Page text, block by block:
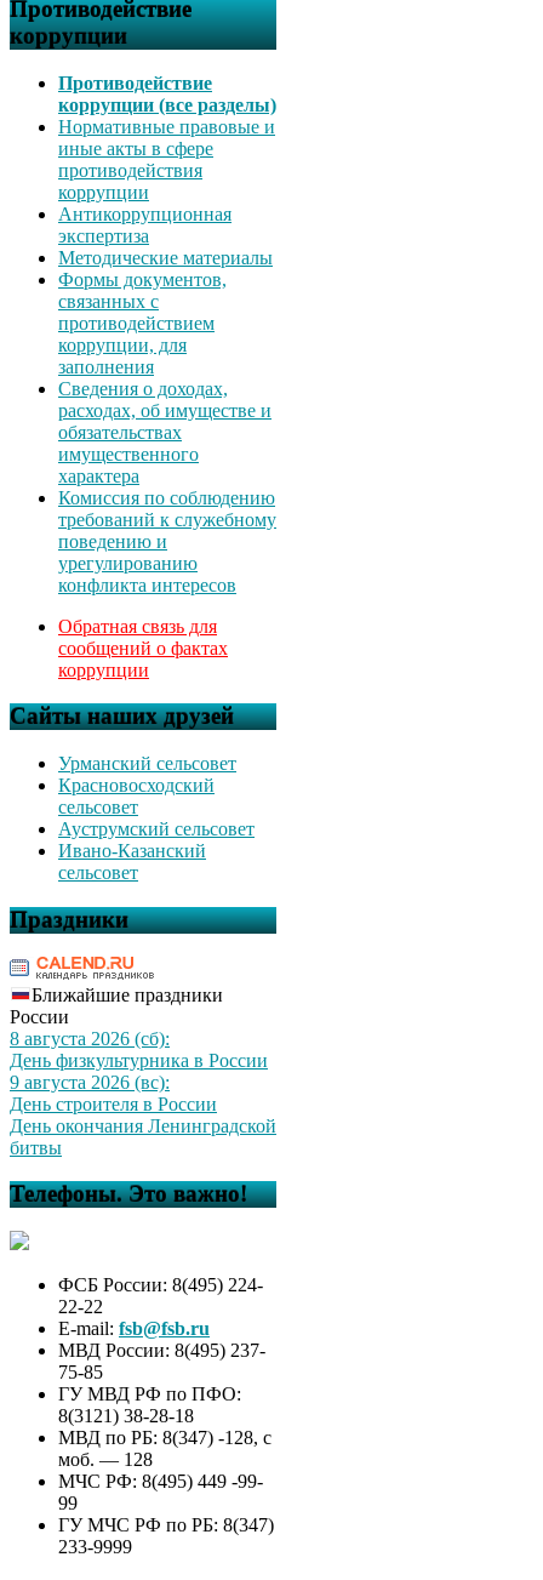
Противодействие
коррупции
Противодействие
коррупции (все разделы)
Нормативные правовые и
иные акты в сфере
противодействия
коррупции
Антикоррупционная
экспертиза
Методические материалы
Формы документов,
связанных с
противодействием
коррупции, для
заполнения
Сведения о доходах,
расходах, об имуществе и
обязательствах
имущественного
характера
Комиссия по соблюдению
требований к служебному
поведению и
урегулированию
конфликта интересов
Обратная связь для
сообщений о фактах
коррупции
Сайты наших друзей
Урманский сельсовет
Красновосходский
сельсовет
Ауструмский сельсовет
Ивано-Казанский
сельсовет
Праздники
Ближайшие праздники
России
8 августа 2026 (сб):
День физкультурника в России
9 августа 2026 (вс):
День строителя в России
День окончания Ленинградской
битвы
Телефоны. Это важно!
ФСБ России: 8(495) 224-
22-22
E-mail: fsb@fsb.ru
МВД России: 8(495) 237-
75-85
ГУ МВД РФ по ПФО:
8(3121) 38-28-18
МВД по РБ: 8(347) -128, с
моб. — 128
МЧС РФ: 8(495) 449 -99-
99
ГУ МЧС РФ по РБ: 8(347)
233-9999